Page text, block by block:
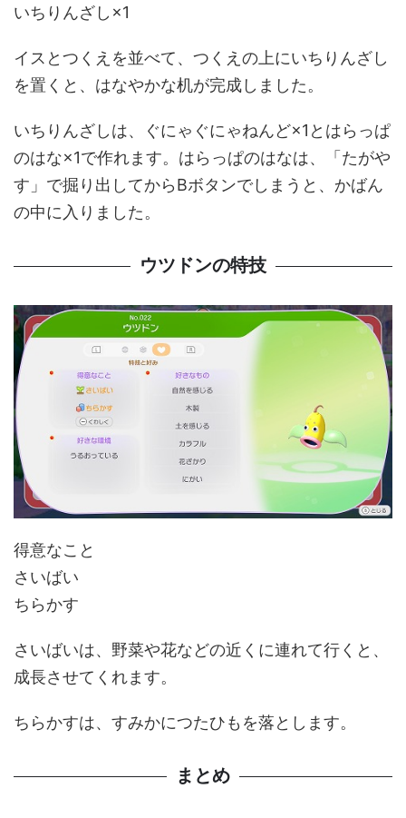
いちりんざし×1
イスとつくえを並べて、つくえの上にいちりんざし
を置くと、はなやかな机が完成しました。
いちりんざしは、ぐにゃぐにゃねんど×1とはらっぱ
のはな×1で作れます。はらっぱのはなは、「たがや
す」で掘り出してからBボタンでしまうと、かばん
の中に入りました。
ウツドンの特技
得意なこと
さいばい
ちらかす
さいばいは、野菜や花などの近くに連れて行くと、
成長させてくれます。
ちらかすは、すみかにつたひもを落とします。
まとめ